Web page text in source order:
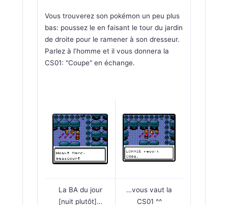
Vous trouverez son pokémon un peu plus
bas: poussez le en faisant le tour du jardin
de droite pour le ramener à son dresseur.
Parlez à l’homme et il vous donnera la
CS01: "Coupe" en échange.
La BA du jour
[nuit plutôt]…
…vous vaut la
CS01 ^^